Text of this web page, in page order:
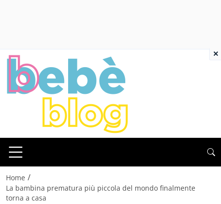
Home /
La bambina prematura più piccola del mondo finalmente
torna a casa
×